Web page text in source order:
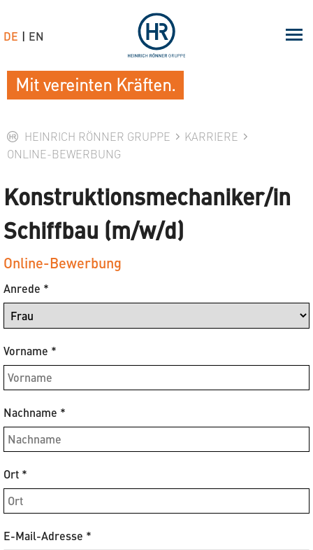
HEINRICH RÖNNER GRUPPE
KARRIERE
ONLINE-BEWERBUNG
Konstruktionsmechaniker/in
Schiffbau (m/w/d)
Online-Bewerbung
Anrede *
Vorname *
Nachname *
Ort *
E-Mail-Adresse *
Mit vereinten Kräften.
DE EN